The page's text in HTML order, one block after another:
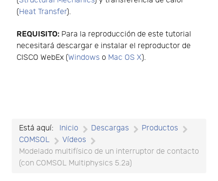
(Heat Transfer).
REQUISITO: Para la reproducción de este tutorial
necesitará descargar e instalar el reproductor de
CISCO WebEx (Windows o Mac OS X).
Está aquí: Inicio Descargas
Productos
COMSOL
Vídeos
Modelado multifísico de un interruptor de contacto
(con COMSOL Multiphysics 5.2a)